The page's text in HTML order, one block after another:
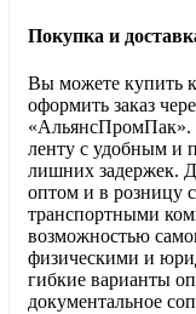
Покупка и
Вы можете купить
оформить заказ
«АльянсПромПак».
ленту с удобным и
лишних задержек.
оптом и в розницу
транспортными
возможностью
физическими и
гибкие варианты
документальное